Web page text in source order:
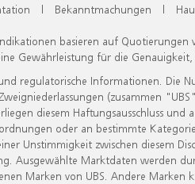
| Bekanntmachungen |
basieren auf
Gewährleistung für die
regulatorische Informationen. Die
(zusammen
diesem Haftungsausschluss
oder an bestimmte
Unstimmigkeit zwischen diesem
Ausgewählte Marktdaten werden
Marken von UBS. Andere Marken